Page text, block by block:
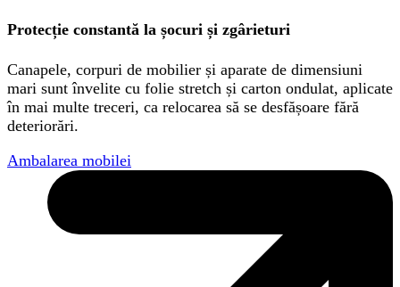
Protecție constantă la șocuri și zgârieturi
Canapele, corpuri de mobilier și aparate de dimensiuni
mari sunt învelite cu folie stretch și carton ondulat, aplicate
în mai multe treceri, ca relocarea să se desfășoare fără
deteriorări.
Ambalarea mobilei